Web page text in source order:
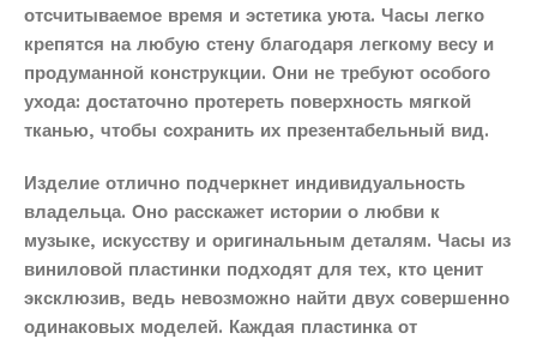
отсчитываемое время и эстетика уюта. Часы легко
крепятся на любую стену благодаря легкому весу и
продуманной конструкции. Они не требуют особого
ухода: достаточно протереть поверхность мягкой
тканью, чтобы сохранить их презентабельный вид.
Изделие отлично подчеркнет индивидуальность
владельца. Оно расскажет истории о любви к
музыке, искусству и оригинальным деталям. Часы из
виниловой пластинки подходят для тех, кто ценит
эксклюзив, ведь невозможно найти двух совершенно
одинаковых моделей. Каждая пластинка от